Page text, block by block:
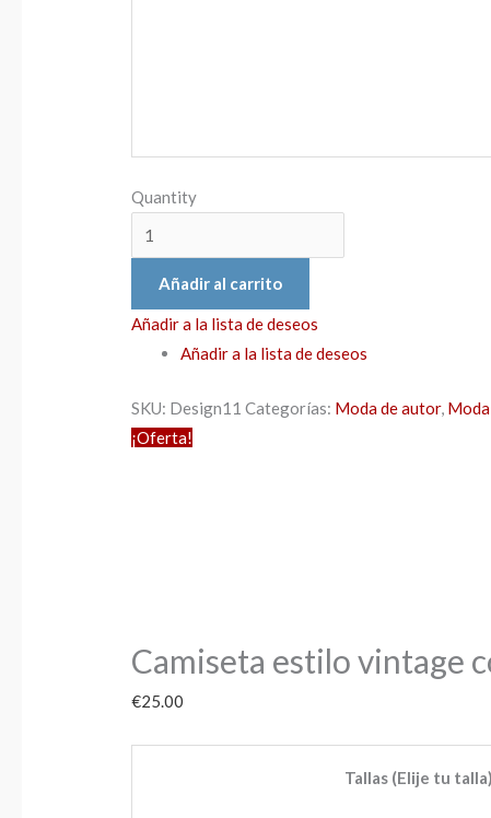
Quantity
Añadir al carrito
Añadir a la lista de deseos
Añadir a la lista de deseos
SKU: Design11 Categorías: Moda de autor,
¡Oferta!
Camiseta estilo vintage
€25.00
Tallas (Elije tu talla)